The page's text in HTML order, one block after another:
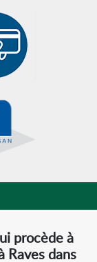
procède à
Raves dans